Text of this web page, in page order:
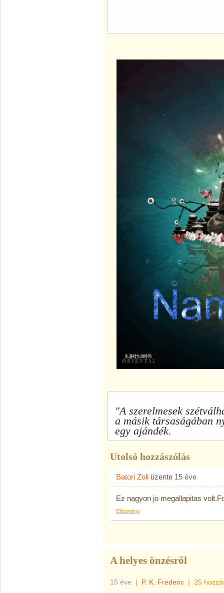
"A szerelmesek
a másik társaságában
egy ajándék.
Utolsó hozzászólás
Batori Zoli üzente 15 éve
Ez nagyon jo megallapitas
Előzmény
A helyes önzésről
15 éve | P. K. Frederic | 25